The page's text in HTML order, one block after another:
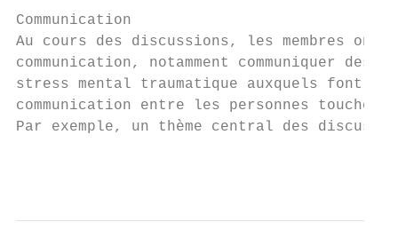
Communication
Au cours des discussions, les membres
communication, notamment communiquer des
stress mental traumatique auxquels font
communication entre les personnes
Par exemple, un thème central des